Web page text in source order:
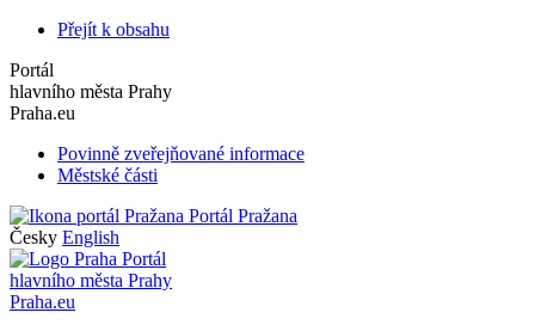
Přejít k obsahu
Portál
hlavního města Prahy
Praha.eu
Povinně zveřejňované informace
Městské části
Portál Pražana
Česky English
Portál
hlavního města Prahy
Praha.eu